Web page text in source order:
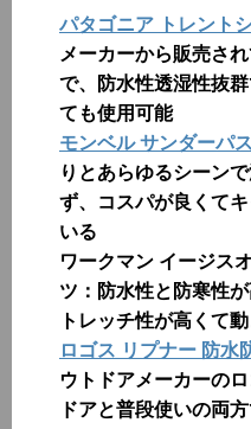
パタゴニア トレント
メーカーから販売さ
で、防水性透湿性抜
ても使用可能
モンベル サンダーパ
りとあらゆるシーン
ず、コスパが良くて
いる
ワークマン イージス
ツ：防水性と防寒性
トレッチ性が高くて
ロゴス リプナー 防水
ウトドアメーカーの
ドアと普段使いの両